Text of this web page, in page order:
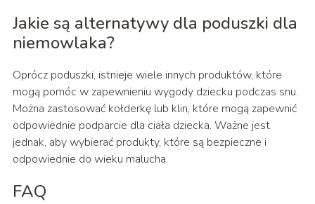
Jakie są alternatywy dla poduszki dla
niemowlaka?
Oprócz poduszki, istnieje wiele innych produktów, które
mogą pomóc w zapewnieniu wygody dziecku podczas snu.
Można zastosować kołderkę lub klin, które mogą zapewnić
odpowiednie podparcie dla ciała dziecka. Ważne jest
jednak, aby wybierać produkty, które są bezpieczne i
odpowiednie do wieku malucha.
FAQ